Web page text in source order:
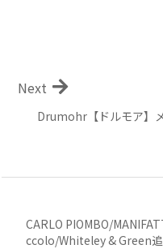
Drumohr【ドルモア】
Next
CARLO PIOMBO/
ccolo/Whiteley & Green